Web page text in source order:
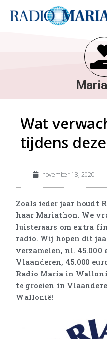
Wat
tijdens
november 18, 2020
Zoals ieder jaar houdt
haar Mariathon. We
luisteraars om extra
radio. Wij hopen dit
verzamelen, nl. 45.000
Vlaanderen, 45.000
Radio Maria in
te groeien in
Wallonië!